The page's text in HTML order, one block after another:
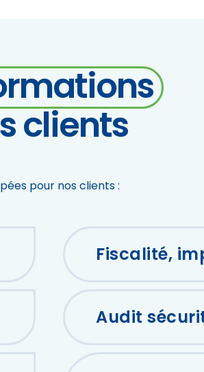
clients
pour nos clients :
Fiscalité,
Audit